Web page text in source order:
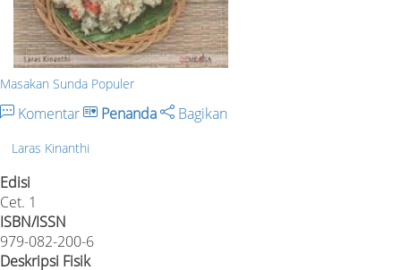
Masakan Sunda Populer
Komentar Penanda Bagikan
Laras Kinanthi
Edisi
Cet. 1
ISBN/ISSN
979-082-200-6
Deskripsi Fisik